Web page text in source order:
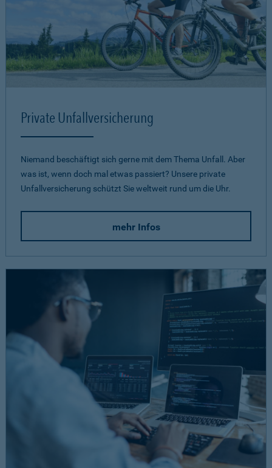
Private Unfallversicherung
Niemand beschäftigt sich gerne mit dem Thema Unfall. Aber
was ist, wenn doch mal etwas passiert? Unsere private
Unfallversicherung schützt Sie weltweit rund um die Uhr.
mehr Infos